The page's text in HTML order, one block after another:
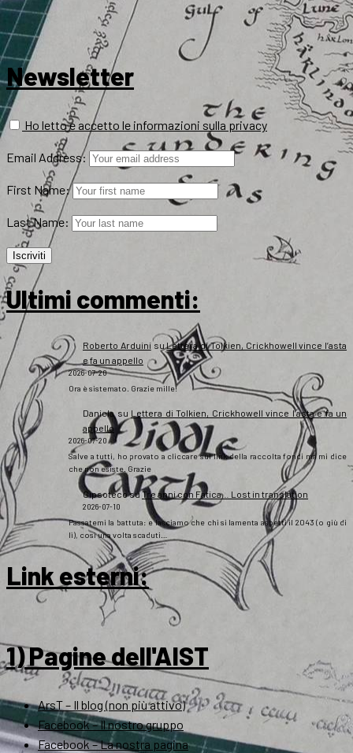
Newsletter
Ho letto e accetto le informazioni sulla privacy
Email Address:
First Name:
Last Name:
Ultimi commenti:
Roberto Arduini suLettera di Tolkien, Crickhowell vince l’asta
e fa un appello
2026-07-20
Ora è sistemato. Grazie mille!
Danielasu Lettera di Tolkien, Crickhowell vince l’asta e fa un
appello
2026-07-20
Salve a tutti, ho provato a cliccare sul link della raccolta fondi ma mi dice
che non esiste. Grazie
GipsotecosuTre anni con Fatica… Lost in translation
2026-07-10
Passatemi la battuta: e lasciamo che chi si lamenta aspetti il 2043 (o giù di
lì), così una volta scaduti…
Link esterni:
1) Pagine dell'AIST
ArsT – Il blog (non più attivo)
Facebook – Il nostro gruppo
Facebook – La nostra pagina